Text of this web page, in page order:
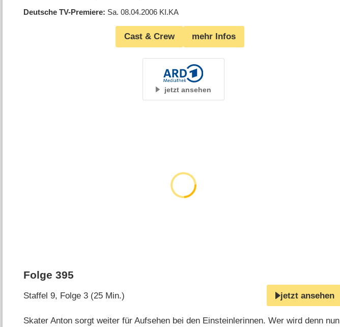
Deutsche TV-Premiere Sa. 08.04.2006 KI.KA
Cast & Crew mehr Infos
jetzt ansehen
Folge 395
Staffel 9, Folge 3 (25 Min.) jetzt ansehen
Skater Anton sorgt weiter für Aufsehen bei den Einsteinlerinnen. Wer wird denn nun